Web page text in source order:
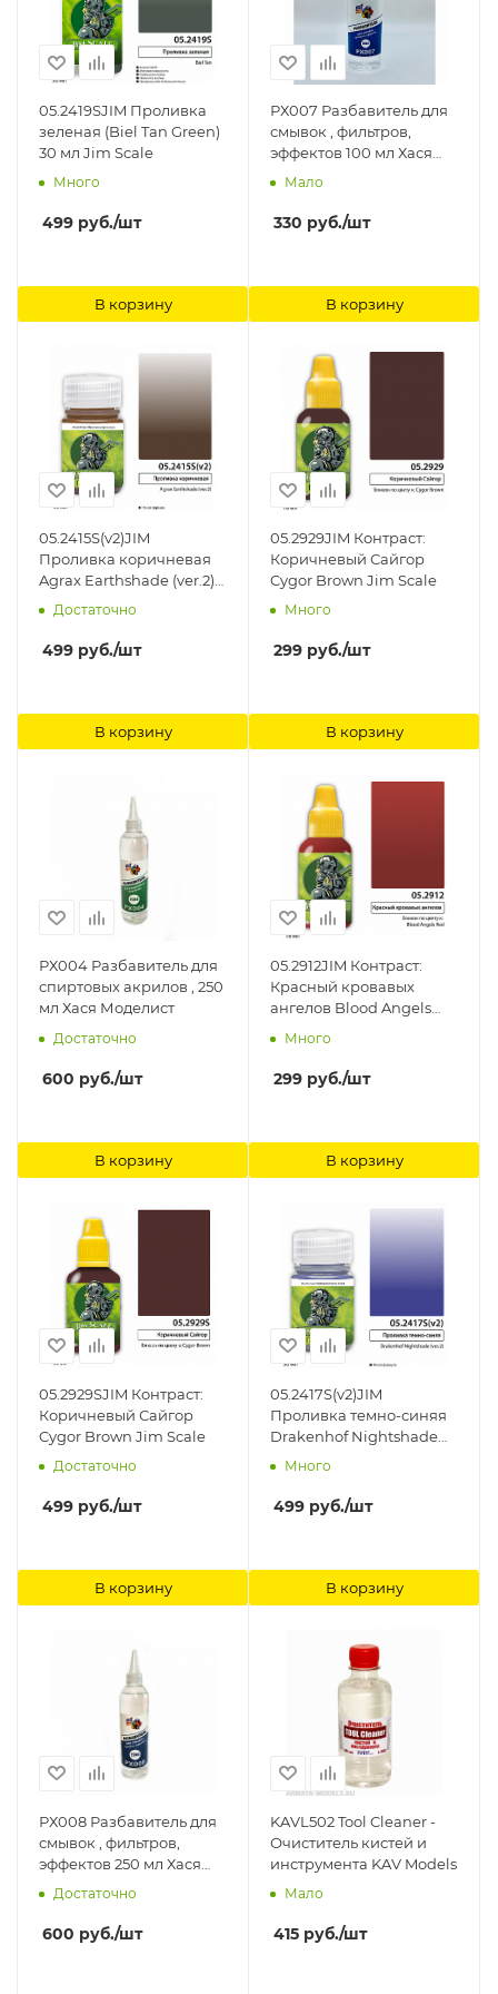
05.2419SJIM Проливка
зеленая (Biel Tan Green)
30 мл Jim Scale
Много
499 руб./шт
В корзину
РХ007 Разбавитель для
смывок , фильтров,
эффектов 100 мл Хася
Моделист
Мало
330 руб./шт
В корзину
05.2415S(v2)JIM
Проливка коричневая
Agrax Earthshade (ver.2)
30мл Jim Scale
Достаточно
499 руб./шт
В корзину
05.2929JIM Контраст:
Коричневый Сайгор
Cygor Brown Jim Scale
Много
299 руб./шт
В корзину
РХ004 Разбавитель для
спиртовых акрилов , 250
мл Хася Моделист
Достаточно
600 руб./шт
В корзину
05.2912JIM Контраст:
Красный кровавых
ангелов Blood Angels
Red Jim Scale
Много
299 руб./шт
В корзину
05.2929SJIM Контраст:
Коричневый Сайгор
Cygor Brown Jim Scale
Достаточно
499 руб./шт
В корзину
05.2417S(v2)JIM
Проливка темно-синяя
Drakenhof Nightshade
(ver.2) 30мл Jim Scale
Много
499 руб./шт
В корзину
РХ008 Разбавитель для
смывок , фильтров,
эффектов 250 мл Хася
Моделист
Достаточно
600 руб./шт
KAVL502 Tool Cleaner -
Очиститель кистей и
инструмента KAV Models
Мало
415 руб./шт